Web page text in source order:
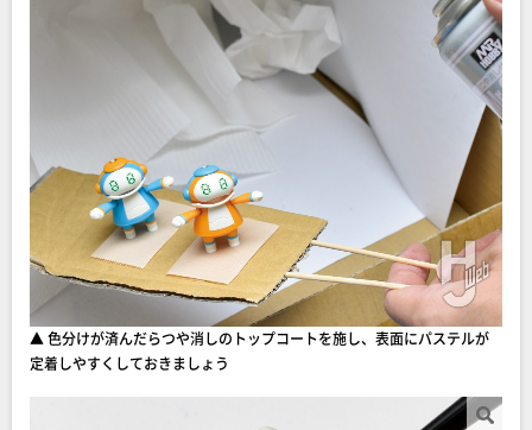
▲ 色分けが済んだらつや消しのトップコートを施し、表面にパステルが
定着しやすくしておきましょう